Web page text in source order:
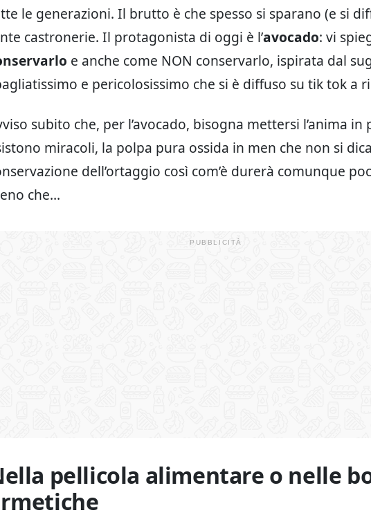
le generazioni. Il brutto è che spesso si sparano (e si
castronerie. Il protagonista di oggi è l’avocado: vi
e anche come NON conservarlo, ispirata dal
e pericolosissimo che si è diffuso su tik tok a
subito che, per l’avocado, bisogna mettersi l’anima in
miracoli, la polpa pura ossida in men che non si
dell’ortaggio così com’è durerà comunque
che…
pellicola alimentare o nelle